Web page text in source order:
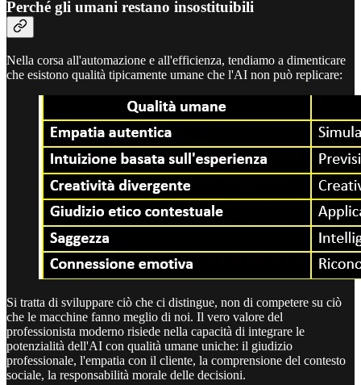
Perché gli umani restano insostituibili
Nella corsa all'automazione e all'efficienza, tendiamo a dimenticare
che esistono qualità tipicamente umane che l'AI non può replicare:
Si tratta di sviluppare ciò che ci distingue, non di competere su ciò
che le macchine fanno meglio di noi. Il vero valore del
professionista moderno risiede nella capacità di integrare le
potenzialità dell'AI con qualità umane uniche: il giudizio
professionale, l'empatia con il cliente, la comprensione del contesto
sociale, la responsabilità morale delle decisioni.